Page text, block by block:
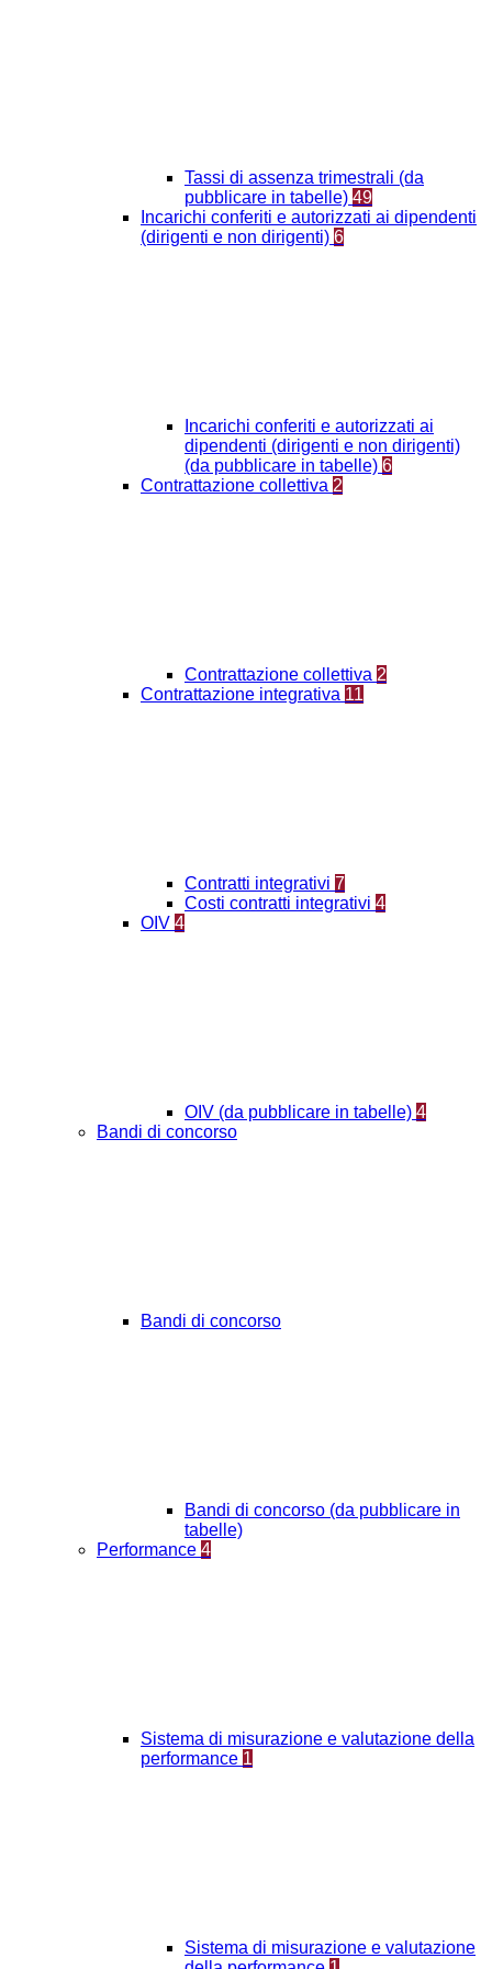
Tassi di assenza trimestrali (da
pubblicare in tabelle) 49
Incarichi conferiti e autorizzati ai dipendenti
(dirigenti e non dirigenti) 6
Incarichi conferiti e autorizzati ai
dipendenti (dirigenti e non dirigenti)
(da pubblicare in tabelle) 6
Contrattazione collettiva 2
Contrattazione collettiva 2
Contrattazione integrativa 11
Contratti integrativi 7
Costi contratti integrativi 4
OIV 4
OIV (da pubblicare in tabelle) 4
Bandi di concorso
Bandi di concorso
Bandi di concorso (da pubblicare in
tabelle)
Performance 4
Sistema di misurazione e valutazione della
performance 1
Sistema di misurazione e valutazione